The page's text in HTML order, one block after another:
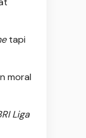
tapi
moral
Liga